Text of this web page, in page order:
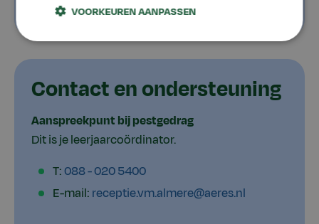
Contact en ondersteuning
Aanspreekpunt bij pestgedrag
Dit is je leerjaarcoördinator.
T:088 - 020 5400
E-mail: receptie.vm.almere@aeres.nl
VOORKEUREN AANPASSEN